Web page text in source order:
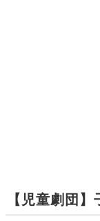
【児童劇団